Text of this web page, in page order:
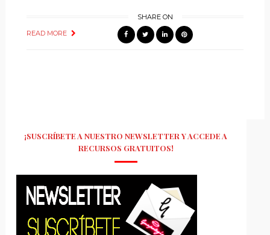
READ MORE
SHARE ON
¡SUSCRÍBETE A NUESTRO NEWSLETTER Y ACCEDE A
RECURSOS GRATUITOS!